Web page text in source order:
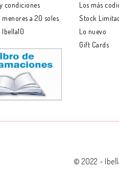
condiciones
a 20 soles
Los más
Stock
Lo nuevo
Gift Cards
© 2022 -